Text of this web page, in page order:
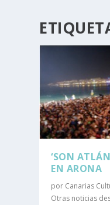
‘SON
EN ARONA
por Canarias
Otras noticias